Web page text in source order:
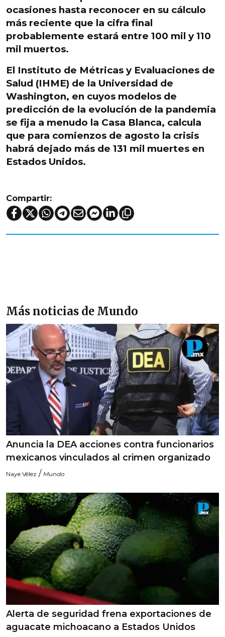
ocasiones hasta reconocer en su cálculo
más reciente que la cifra final
probablemente estará entre 100 mil y 110
mil muertos.
El Instituto de Métricas y Evaluaciones de
Salud (IHME) de la Universidad de
Washington, en cuyos modelos de
predicción de la evolución de la pandemia
se fija a menudo la Casa Blanca, calcula
que para comienzos de agosto la crisis
habrá dejado más de 131 mil muertes en
Estados Unidos.
Compartir:
Más noticias de Mundo
Anuncia la DEA acciones contra funcionarios
mexicanos vinculados al crimen organizado
Naye Vélez / Mundo
Alerta de seguridad frena exportaciones de
aguacate michoacano a Estados Unidos